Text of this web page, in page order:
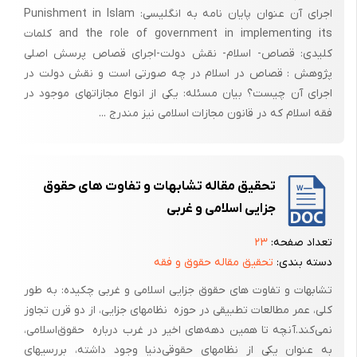
مورد آن, فعل و ترک کاملاً متساوی است اباحه بمعنای اخص گویند.
موضوعاتی را که به آنها این احکام تعلق گرفته است به ترتیب: واجب, حرام,
مستحب, مکروه و مباح گویند.
فرق میان حق و حکم
دهد و اگر حرمت است ملزم است آنرا انجام ندهد به هیچوجه بین آنها و حق
اشتباهی رخ نخواهد داد.
اما در مورد احکام ترخیصیه ( استحجاب, کراهت و اباحه) ممکن است گفته
شود: اگر در مورد این احکام مکلف می تواند عمل را انجام دهد و می تواند ترک
مثلاً مکلف می تواند انرا بخورد و یا نخورد در مورد حقوق, مثلاً: حق قصاص,
ولی دم می تواند اعدام قاتل را از دادگاه بخواهد و یا نخواهد پس چرا یکی را
اباحه و دیگری را حق می نامیم؟ آیا نمی توان هر دو را اباحه و یا هر دو را حق
اجرای آن عنوان پایان نامه به انگلیسی: Punishment in Islam
and the role of government in implementing its کلمات
کلیدی: قصاص- اسلام- نقش دولت-اجرای قصاص پرسش اصلی
پژوهش : قصاص در اسلام در چه صورتی است و نقش دولت در
اجرای آن چیست؟ بیان مسئله: یکی از انواع مجازاتهای موجود در
فقه اسلام که در قانون مجازات اسلامی نیز مندرج ...
تحقیق مقاله تشابهات‌ و تفاوت های‌ حقوق‌
جزایی‌ اسلامی‌ و غربی
تعداد صفحه: ۲۳
دسته بندی: تحقیق مقاله حقوق و فقه
تشابهات‌ و تفاوت های‌ حقوق‌ جزایی‌ اسلامی‌ و غربی چکیده‌: به‌ طور
کلی‌، عمر مطالعات‌ تطبیقی‌ در حوزه ‌ نظامهای‌ جزایی‌، از دو قرن‌ تجاوز
نمی‌کند.آنچه‌ تا همین‌ دهه‌های‌ اخیر در غرب‌ درباره ‌ حقوق‌اسلامی‌،
به‌ عنوان‌ یکی‌ از نظامهای‌ حقوقی‌دنیا وجود داشته‌، بررسیهای‌